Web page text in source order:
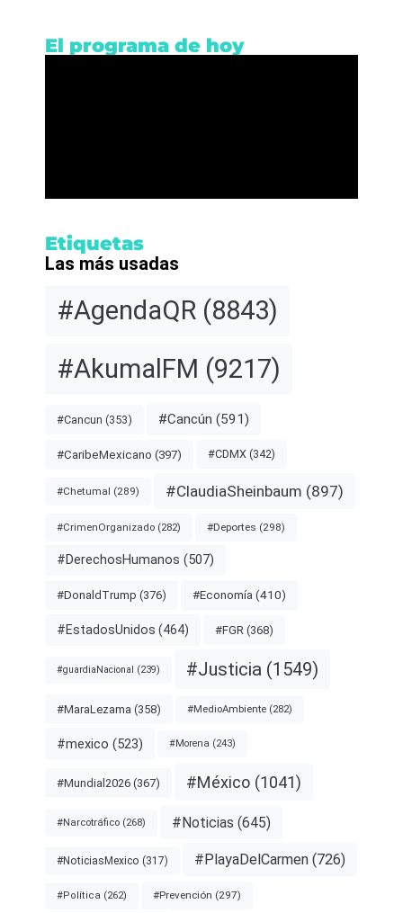
El programa de hoy
Etiquetas
Las más usadas
#AgendaQR (8843)
#AkumalFM (9217)
#Cancun (353) #Cancún (591)
#CaribeMexicano (397) #CDMX (342)
#Chetumal (289) #ClaudiaSheinbaum (897)
#CrimenOrganizado (282) #Deportes (298)
#DerechosHumanos (507)
#DonaldTrump (376) #Economía (410)
#EstadosUnidos (464) #FGR (368)
#guardiaNacional (239) #Justicia (1549)
#MaraLezama (358) #MedioAmbiente (282)
#mexico (523) #Morena (243)
#Mundial2026 (367) #México (1041)
#Narcotráfico (268) #Noticias (645)
#NoticiasMexico (317) #PlayaDelCarmen (726)
#Política (262) #Prevención (297)